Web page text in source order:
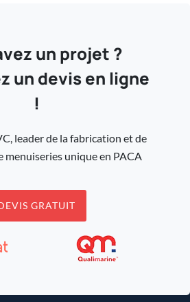
un projet ?
un devis en ligne
!
leader de la fabrication et de
menuiseries unique en PACA
GRATUIT